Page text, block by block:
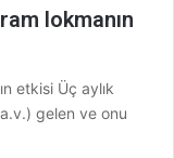
lokmanın
etkisi Üç aylık
gelen ve onu